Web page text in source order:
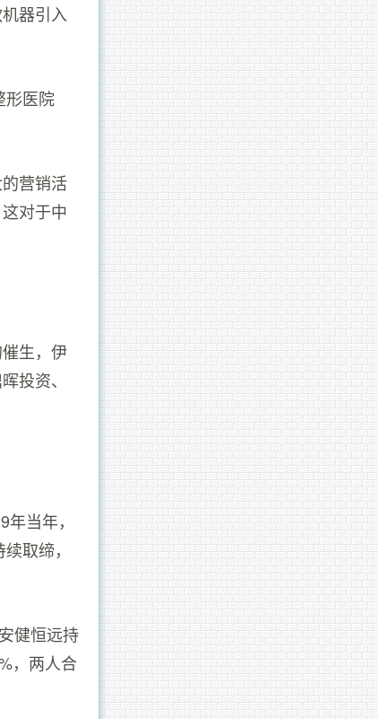
器引入
形医院
营销活
对于中
生，伊
投资、
当年，
取缔，
健恒远持
，两人合